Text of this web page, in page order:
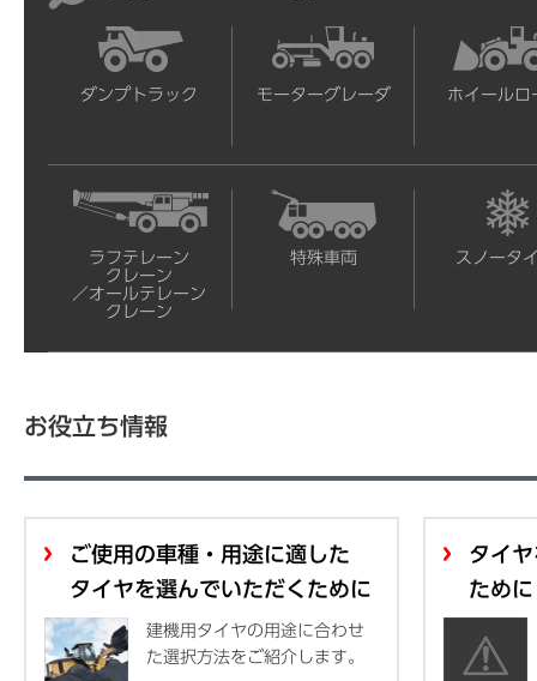
ダンプトラック モーターグレーダ ホイールロ
ラフテレーン
クレーン
／オールテレーン
クレーン
特殊車両 スノータ
お役立ち情報
ご使用の車種・用途に適した
タイヤを選んでいただくために
建機用タイヤの用途に合わせ
た選択方法をご紹介します。
タイ
ために